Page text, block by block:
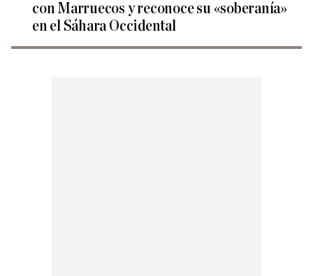
con Marruecos y reconoce su «soberanía»
en el Sáhara Occidental